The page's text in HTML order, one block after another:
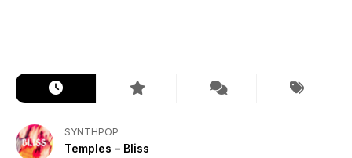
SYNTHPOP
Temples – Bliss